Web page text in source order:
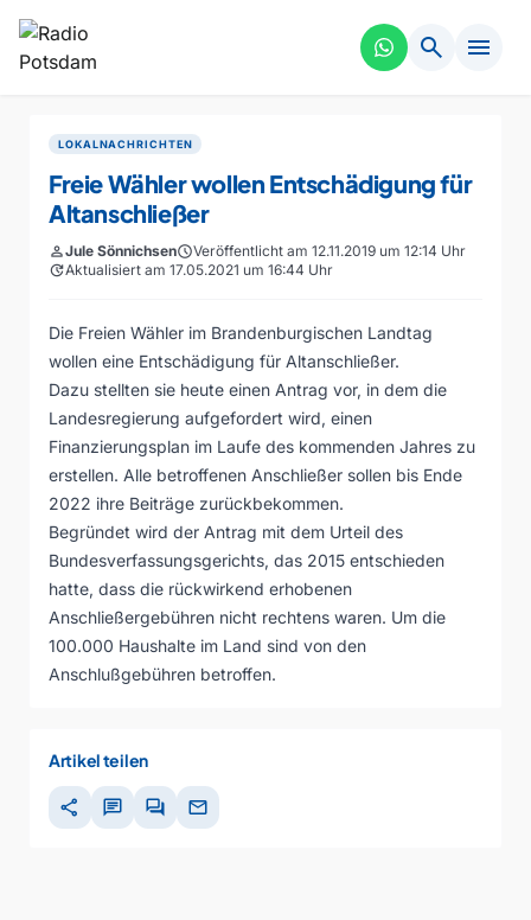
search menu
LOKALNACHRICHTEN
Freie Wähler wollen Entschädigung für
Altanschließer
personJule SönnichsenscheduleVeröffentlicht am 12.11.2019 um 12:14 Uhr
updateAktualisiert am 17.05.2021 um 16:44 Uhr
Die Freien Wähler im Brandenburgischen Landtag
wollen eine Entschädigung für Altanschließer.
Dazu stellten sie heute einen Antrag vor, in dem die
Landesregierung aufgefordert wird, einen
Finanzierungsplan im Laufe des kommenden Jahres zu
erstellen. Alle betroffenen Anschließer sollen bis Ende
2022 ihre Beiträge zurückbekommen.
Begründet wird der Antrag mit dem Urteil des
Bundesverfassungsgerichts, das 2015 entschieden
hatte, dass die rückwirkend erhobenen
Anschließergebühren nicht rechtens waren. Um die
100.000 Haushalte im Land sind von den
Anschlußgebühren betroffen.
Artikel teilen
share chat forum mail